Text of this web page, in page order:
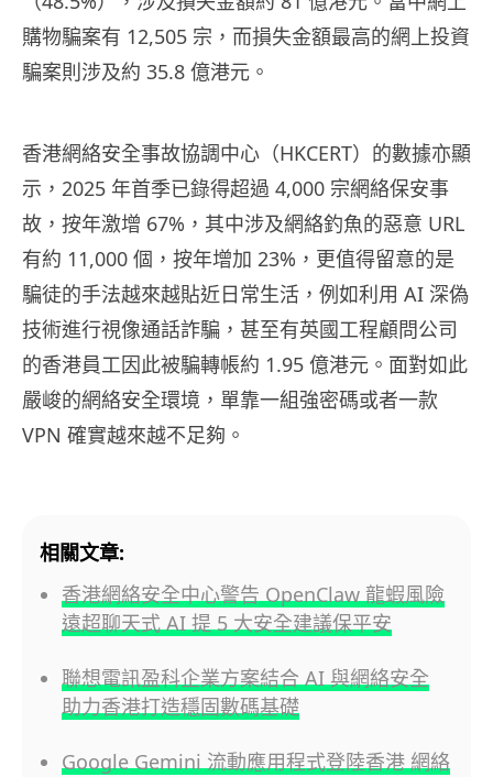
購物騙案有 12,505 宗，而損失金額最高的網上投資
騙案則涉及約 35.8 億港元。
香港網絡安全事故協調中心（HKCERT）的數據亦顯
示，2025 年首季已錄得超過 4,000 宗網絡保安事
故，按年激增 67%，其中涉及網絡釣魚的惡意 URL
有約 11,000 個，按年增加 23%，更值得留意的是
騙徒的手法越來越貼近日常生活，例如利用 AI 深偽
技術進行視像通話詐騙，甚至有英國工程顧問公司
的香港員工因此被騙轉帳約 1.95 億港元。面對如此
嚴峻的網絡安全環境，單靠一組強密碼或者一款
VPN 確實越來越不足夠。
相關文章:
香港網絡安全中心警告 OpenClaw 龍蝦風險
遠超聊天式 AI 提 5 大安全建議保平安
聯想電訊盈科企業方案結合 AI 與網絡安全
助力香港打造穩固數碼基礎
Google Gemini 流動應用程式登陸香港 網絡